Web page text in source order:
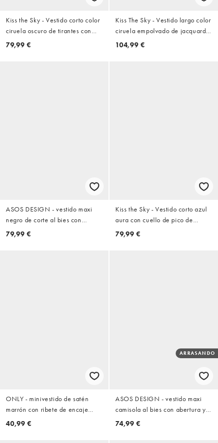
Kiss the Sky - Vestido corto color
ciruela oscuro de tirantes con
ribete de encaje de puntilla
79,99 €
Kiss The Sky - Vestido largo color
ciruela empolvado de jacquard
con ribete de encaje y lazada
104,99 €
ASOS DESIGN - vestido maxi
negro de corte al bies con
aplique de encaje y manga
79,99 €
Kiss the Sky - Vestido corto azul
aura con cuello de pico de
jacquard y encaje
79,99 €
ONLY - minivestido de satén
marrón con ribete de encaje
asimétrico
40,99 €
ARRASANDO
ASOS DESIGN - vestido maxi
camisola al bies con abertura y
ribete de encaje en azul marino
74,99 €